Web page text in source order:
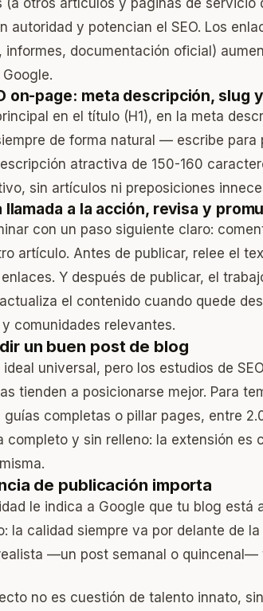
autoridad y potencian el SEO. Los
informes, documentación oficial)
on-page: meta descripción, slug
en el título (H1), en la meta
de forma natural — escribe para
atractiva de 150-160
sin artículos ni preposiciones
llamada a la acción, revisa y
con un paso siguiente claro:
artículo. Antes de publicar, relee el
Y después de publicar, el
el contenido cuando quede
comunidades relevantes.
un buen post de blog
universal, pero los estudios de
tienden a posicionarse mejor. Para
guías completas o pillar pages, entre
completo y sin relleno: la extensión es
de publicación importa
le indica a Google que tu blog está
la calidad siempre va por delante de
—un post semanal o quincenal—
no es cuestión de talento innato,